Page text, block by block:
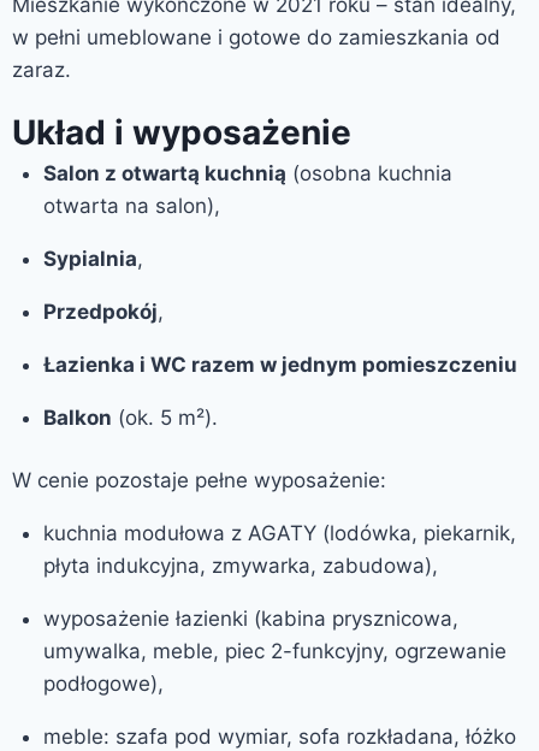
w pełni umeblowane i gotowe do zamieszkania od
zaraz.
Układ i wyposażenie
Salon z otwartą kuchnią (osobna kuchnia
otwarta na salon),
Sypialnia,
Przedpokój,
Łazienka i WC razem w jednym pomieszczeniu
Balkon (ok. 5 m²).
W cenie pozostaje pełne wyposażenie:
kuchnia modułowa z AGATY (lodówka, piekarnik,
płyta indukcyjna, zmywarka, zabudowa),
wyposażenie łazienki (kabina prysznicowa,
umywalka, meble, piec 2-funkcyjny, ogrzewanie
podłogowe),
meble: szafa pod wymiar, sofa rozkładana, łóżko